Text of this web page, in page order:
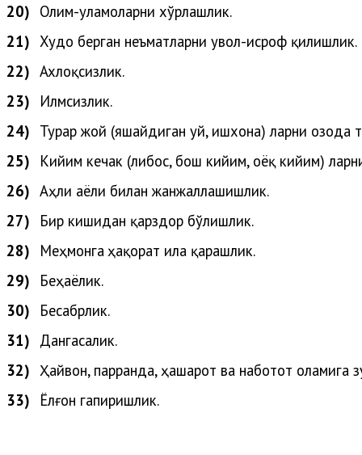
20) Олим-уламоларни хўрлашлик.
21) Худо берган неъматларни увол-исроф қилишлик.
22) Ахлоқсизлик.
23)
Илмсизлик.
24) Турар жой (яшайдиган уй, ишхона) ларни озода
25)
Кийим кечак (либос, бош кийим, оёқ кийим)
26) Аҳли аёли билан жанжаллашишлик.
27)
Бир кишидан қарздор бўлишлик.
28)
Меҳмонгаҳақорат ила қарашлик.
29)
Беҳаёлик.
30)
Бесабрлик.
31) Дангасалик.
32) Ҳайвон, парранда,ҳашарот ва наботот оламига
33)
Ёлғон гапиришлик.